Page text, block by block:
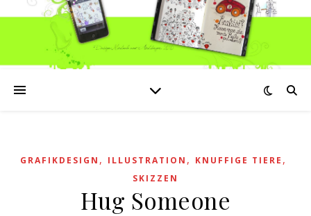
GRAFIKDESIGN , ILLUSTRATION , KNUFFIGE TIERE ,
SKIZZEN
Hug Someone